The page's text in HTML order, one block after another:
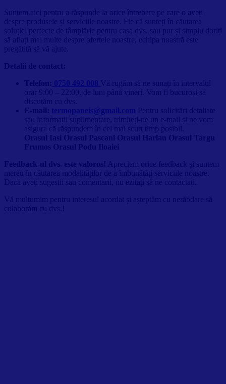
Suntem aici pentru a răspunde la orice întrebare pe care o aveți
despre produsele și serviciile noastre. Fie că sunteți în căutarea
soluției perfecte de tâmplărie pentru casa dvs. sau pur și simplu doriți
să aflați mai multe despre ofertele noastre, echipa noastră este
pregătită să vă ajute.
Detalii de contact:
Telefon: 0750 492 008 Vă rugăm să ne sunați în intervalul
orar 9:00 – 22:00, de luni până vineri. Vom fi bucuroși să
discutăm cu dvs.
E-mail: termopaneis@gmail.com Pentru solicitări detaliate
sau informații suplimentare, trimiteți-ne un e-mail și ne vom
asigura că răspundem în cel mai scurt timp posibil.
Orasul Iasi Orasul Pascani Orasul Harlau Orasul Targu
Frumos Orasul Podu Iloaiei
Feedback-ul dvs. este valoros! Apreciem orice feedback și suntem
mereu în căutarea modalităților de a îmbunătăți serviciile noastre.
Dacă aveți sugestii sau comentarii, nu ezitați să ne contactați.
Vă mulțumim pentru interesul acordat și așteptăm cu nerăbdare să
colaborăm cu dvs.!